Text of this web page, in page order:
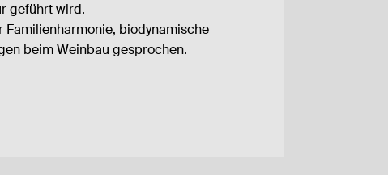
geführt wird.
biodynamische
beim Weinbau gesprochen.